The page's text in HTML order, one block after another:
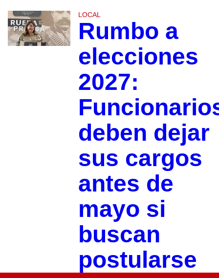
LOCAL
Rumbo a
elecciones
2027:
deben dejar
sus cargos
antes de
mayo si
buscan
postularse